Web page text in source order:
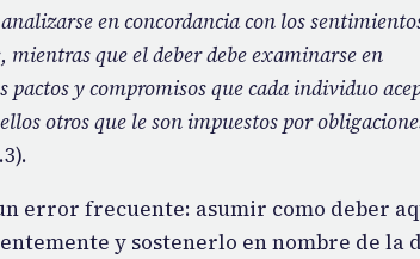
en concordancia con los
que el deber debe examinarse en
pactos y compromisos que cada individuo
otros que le son impuestos por
error frecuente: asumir como deber
y sostenerlo en nombre de la